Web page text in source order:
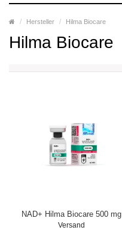
Hersteller Hilma Biocare
Hilma Biocare
NAD+ Hilma Biocare 500 mg
Versand